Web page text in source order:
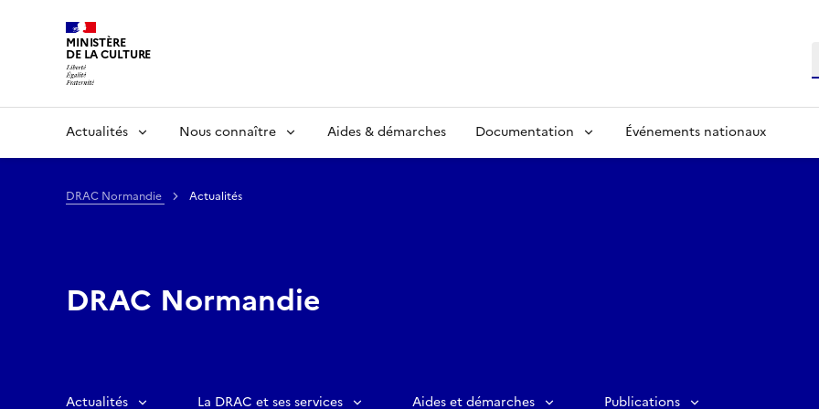
MINISTÈRE
DE LA CULTURE
Actualités Nous connaître Aides & démarches Documentation Événements nationaux
DRAC Normandie Actualités
DRAC Normandie
Actualités La DRAC et ses services Aides et démarches Publications